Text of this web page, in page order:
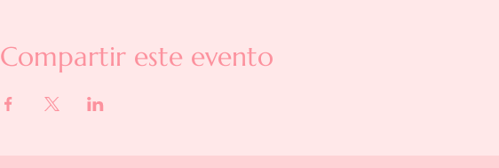
Compartir este evento